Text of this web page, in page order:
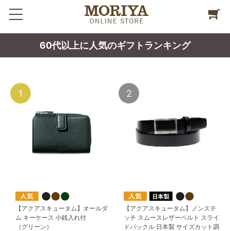
60代以上に人気のギフトランキング
1
【アクアスキュータム】オールダ
ム キーケース 小銭入れ付
（グリーン）
2
【アクアスキュータム】ノンステ
ッチ スムースレザーベルト スライ
ドバックル 日本製 サイズカット調